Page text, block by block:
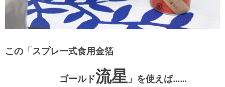
この 「スプレー式食用金箔
ゴールド流星 」を使えば……